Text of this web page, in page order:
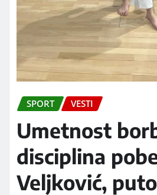
SPORT VESTI
Umetnost
disciplina
Veljković,